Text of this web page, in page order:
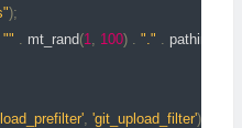
);
"" . mt_rand(1, 100) . "." . pathinfo
, 'git_upload_filter');